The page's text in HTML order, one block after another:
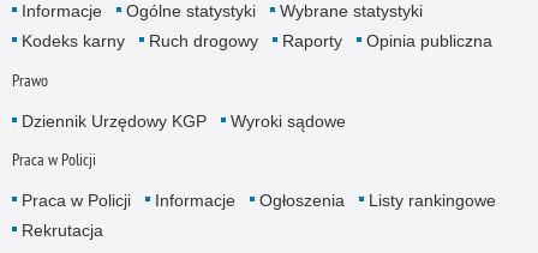
Informacje Ogólne statystyki
Wybrane statystyki
Kodeks karny
Ruch drogowy Raporty Opinia publiczna
Prawo
Dziennik Urzędowy KGP Wyroki sądowe
Praca w Policji
Praca w Policji Informacje Ogłoszenia
Listy rankingowe
Rekrutacja